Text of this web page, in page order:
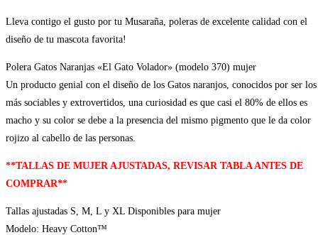
Lleva contigo el gusto por tu Musaraña, poleras de excelente calidad con el
diseño de tu mascota favorita!
Polera Gatos Naranjas «El Gato Volador» (modelo 370) mujer
Un producto genial con el diseño de los Gatos naranjos, conocidos por ser los
más sociables y extrovertidos, una curiosidad es que casi el 80% de ellos es
macho y su color se debe a la presencia del mismo pigmento que le da color
rojizo al cabello de las personas.
**TALLAS DE MUJER AJUSTADAS, REVISAR TABLA ANTES DE
COMPRAR**
Tallas ajustadas S, M, L y XL Disponibles para mujer
Modelo: Heavy Cotton™